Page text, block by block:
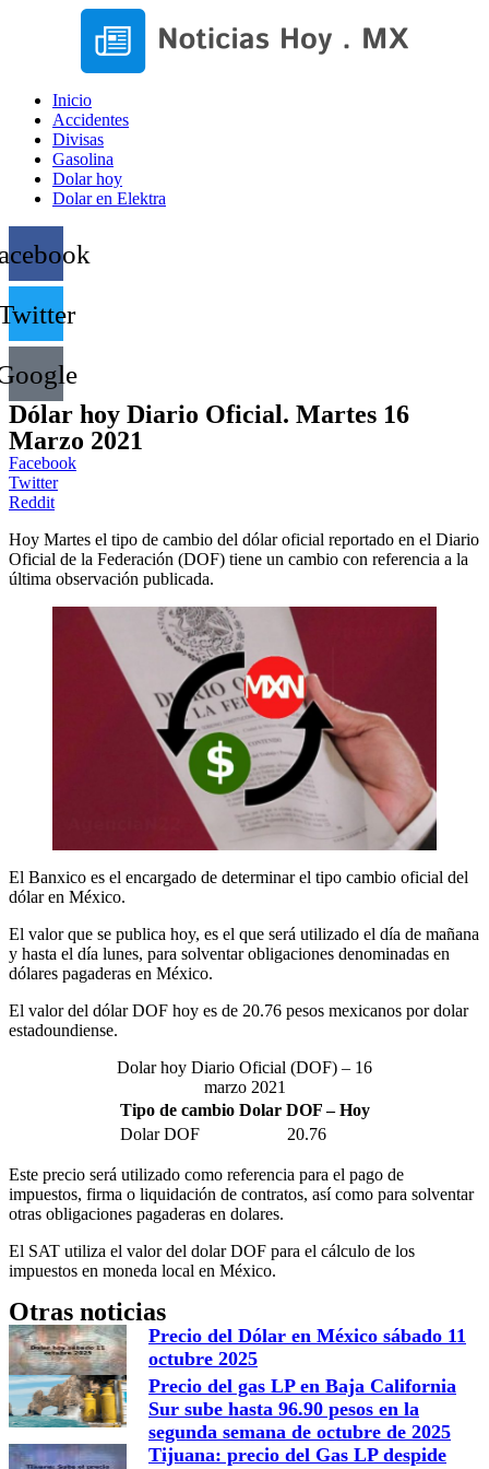
Inicio
Accidentes
Divisas
Gasolina
Dolar hoy
Dolar en Elektra
Dólar hoy Diario Oficial. Martes 16
Marzo 2021
Facebook
Twitter
Reddit
Hoy Martes el tipo de cambio del dólar oficial reportado en el Diario
Oficial de la Federación (DOF) tiene un cambio con referencia a la
última observación publicada.
El Banxico es el encargado de determinar el tipo cambio oficial del
dólar en México.
El valor que se publica hoy, es el que será utilizado el día de mañana
y hasta el día lunes, para solventar obligaciones denominadas en
dólares pagaderas en México.
El valor del dólar DOF hoy es de 20.76 pesos mexicanos por dolar
estadoundiense.
Dolar hoy Diario Oficial (DOF) – 16
marzo 2021
Tipo de cambio Dolar DOF – Hoy
Dolar DOF
20.76
Este precio será utilizado como referencia para el pago de
impuestos, firma o liquidación de contratos, así como para solventar
otras obligaciones pagaderas en dolares.
El SAT utiliza el valor del dolar DOF para el cálculo de los
impuestos en moneda local en México.
Otras noticias
Precio del Dólar en México sábado 11
octubre 2025
Precio del gas LP en Baja California
Sur sube hasta 96.90 pesos en la
segunda semana de octubre de 2025
Tijuana: precio del Gas LP despide